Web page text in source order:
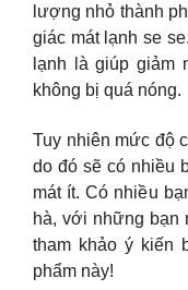
lượng nhỏ thành
giác mát lạnh se
lạnh là giúp giảm
không bị quá nóng.
Tuy nhiên mức độ
do đó sẽ có nhiều
mát ít. Có nhiều
hà, với những bạn
tham khảo ý kiến
phẩm này!